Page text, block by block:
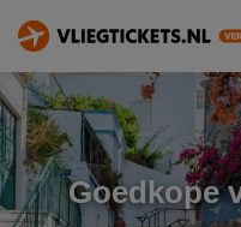
Goedkope